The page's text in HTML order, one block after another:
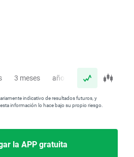
3 meses año
indicativo de resultados futuros, y
información lo hace bajo su propio riesgo.
la APP gratuita